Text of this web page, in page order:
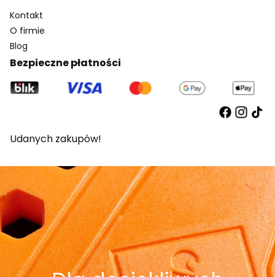
Kontakt
O firmie
Blog
Bezpieczne płatności
Udanych zakupów!